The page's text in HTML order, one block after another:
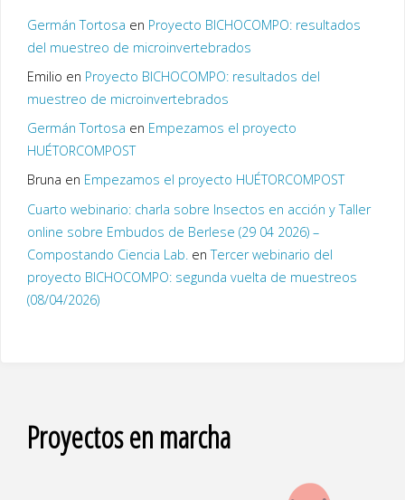
Germán Tortosa en Proyecto BICHOCOMPO: resultados
del muestreo de microinvertebrados
Emilio en Proyecto BICHOCOMPO: resultados del
muestreo de microinvertebrados
Germán Tortosa en Empezamos el proyecto
HUÉTORCOMPOST
Bruna en Empezamos el proyecto HUÉTORCOMPOST
Cuarto webinario: charla sobre Insectos en acción y Taller
online sobre Embudos de Berlese (29 04 2026) –
Compostando Ciencia Lab. enTercer webinario del
proyecto BICHOCOMPO: segunda vuelta de muestreos
(08/04/2026)
Proyectos en marcha